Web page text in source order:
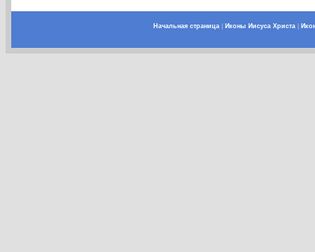
Начальная страница| Иконы Иисуса Христа|